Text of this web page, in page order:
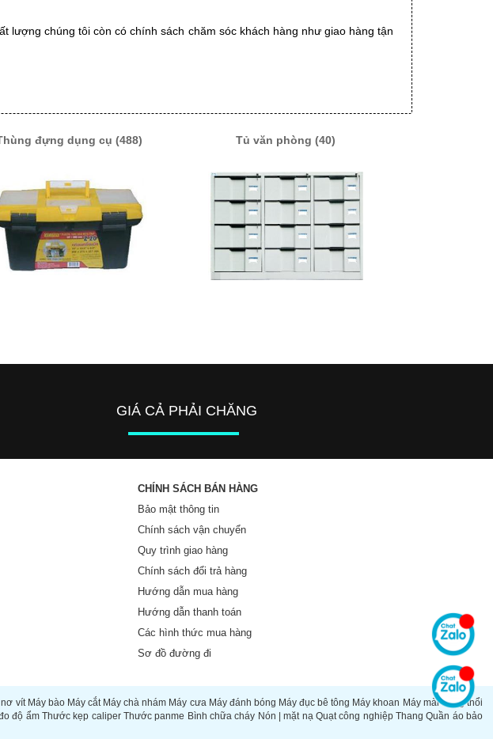
lượng chúng tôi còn có chính sách chăm sóc khách hàng như giao hàng tận
đựng dụng cụ (488) Tủ văn phòng (40)
GIÁ CẢ PHẢI CHĂNG
CHÍNH SÁCH BÁN HÀNG
Bảo mật thông tin
Chính sách vận chuyển
Quy trình giao hàng
Chính sách đổi trả hàng
Hướng dẫn mua hàng
Hướng dẫn thanh toán
Các hình thức mua hàng
Sơ đồ đường đi
vít Máy bào Máy cắt Máy chà nhám Máy cưa Máy đánh bóng Máy đục bê tông Máy khoan Máy mài Súng thổi
độ ẩm Thước kẹp caliper Thước panme Bình chữa cháy Nón | mặt nạ Quạt công nghiệp Thang Quần áo bảo